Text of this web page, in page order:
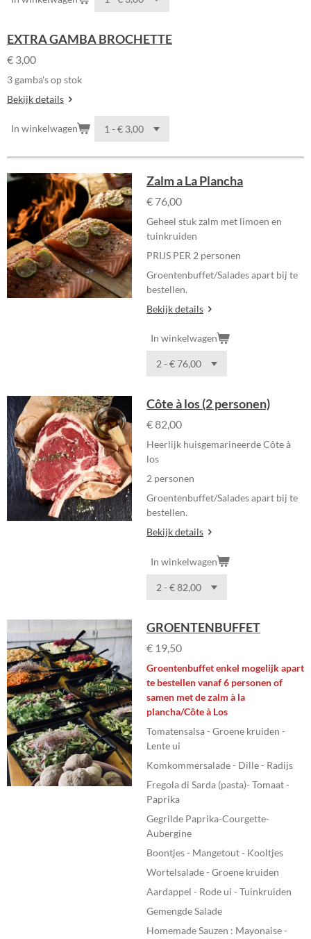
EXTRA GAMBA BROCHETTE
€ 3,00
3 gamba's op stok
Bekijk details
In winkelwagen
Zalm a La Plancha
€ 76,00
Geheel stuk zalm met limoen en
tuinkruiden
PRIJS PER 2 personen
Groentenbuffet/Salades apart bij te
bestellen.
Bekijk details
In winkelwagen
Côte à los (2 personen)
€ 82,00
Heerlijk huisgemarineerde Côte à
los
2 personen
Groentenbuffet/Salades apart bij te
bestellen.
Bekijk details
In winkelwagen
GROENTENBUFFET
€ 19,50
Groentenbuffet enkel mogelijk apart
te bestellen vanaf 6 personen of
samen met de zalm à la
plancha/Côte à Los
Tomatensalsa - Groene kruiden -
Lente ui
Komkommersalade - Dille - Radijs
Fregola di Sarda (pasta)- Tomaat -
Paprika
Gegrilde Paprika-Courgette-
Aubergine
Boontjes - Mangetout - Kooltjes
Wortelsalade - Groene kruiden
Aardappel - Rode ui - Tuinkruiden
Gemengde Salade
Homemade Sauzen : Mayonaise -